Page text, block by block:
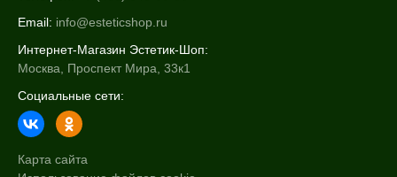
Гладкость
Показать еще
Область применения
Веки
Email: info@esteticshop.ru
Интернет-Магазин Эстетик-Шоп:
Москва, Проспект Мира, 33к1
Социальные сети:
Карта сайта